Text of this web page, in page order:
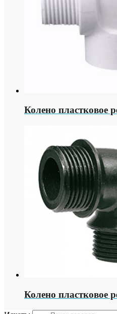
Колено пластковое
Колено пластковое